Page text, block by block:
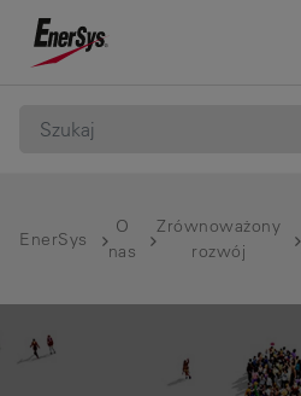
EnerSys
O
nas
Zrównoważony
rozwój